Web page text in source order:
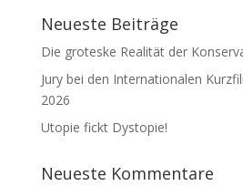
Neueste Beiträge
Die groteske Realität der
Jury bei den Internationalen
2026
Utopie fickt Dystopie!
Neueste Kommentare